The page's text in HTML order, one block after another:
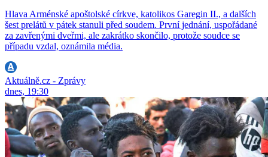
Hlava Arménské apoštolské církve, katolikos Garegin II., a dalších
šest prelátů v pátek stanuli před soudem. První jednání, uspořádané
za zavřenými dveřmi, ale zakrátko skončilo, protože soudce se
případu vzdal, oznámila média.
Aktuálně.cz - Zprávy
dnes, 19:30